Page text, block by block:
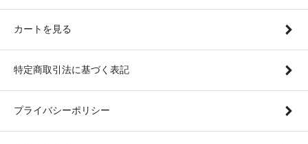
カートを見る
特定商取引法に基づく表記
プライバシーポリシー